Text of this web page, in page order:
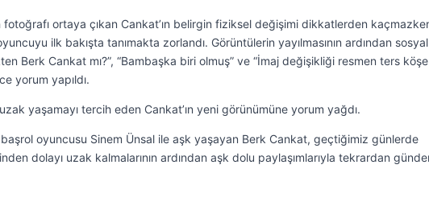
fotoğrafı ortaya çıkan Cankat’ın belirgin fiziksel değişimi dikkatlerden
ilk bakışta tanımakta zorlandı. Görüntülerin yayılmasının ardından sosyal
Berk Cankat mı?”, “Bambaşka biri olmuş” ve “İmaj değişikliği resmen ters köşe
yorum yapıldı.
yaşamayı tercih eden Cankat’ın yeni görünümüne yorum yağdı.
başrol oyuncusu Sinem Ünsal ile aşk yaşayan Berk Cankat, geçtiğimiz günlerde
dolayı uzak kalmalarının ardından aşk dolu paylaşımlarıyla tekrardan